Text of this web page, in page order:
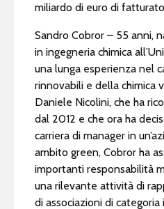
miliardo di euro di
Sandro Cobror – 55 anni,
in ingegneria chimica
una lunga esperienza nel
rinnovabili e della chimica
Daniele Nicolini, che ha
dal 2012 e che ora ha
carriera di manager in
ambito green, Cobror ha
importanti responsabilità
una rilevante attività di
di associazioni di categoria